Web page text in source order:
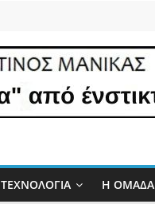
ΤΕΧΝΟΛΟΓΊΑ Η ΟΜΑΔΑ